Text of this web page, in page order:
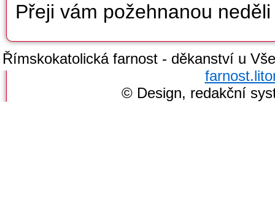
Přeji vám požehnanou
Římskokatolická farnost - děkanství u
© Design, redakční